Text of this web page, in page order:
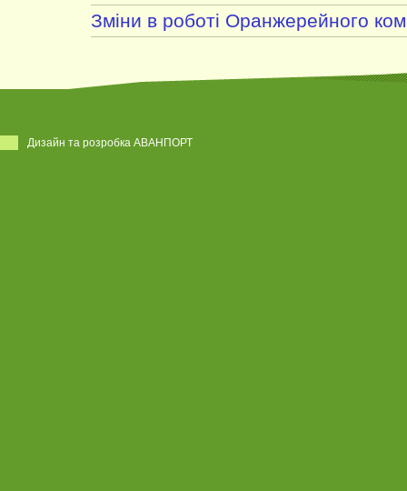
Зміни в роботі Оранжерейного
Дизайн та розробка АВАНПОРТ